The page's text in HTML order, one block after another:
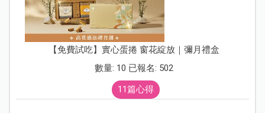
【免費試吃】實心蛋捲 窗花綻放｜彌月禮盒
數量: 10 已報名: 502
11篇心得